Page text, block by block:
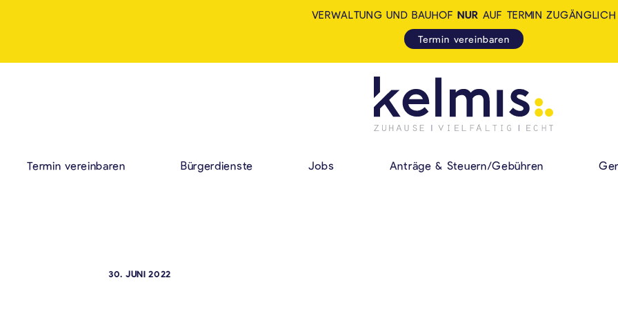
KELMIS - LA
HAUPMENÜ
Termin vereinbaren Bürgerdienste Jobs Anträge & Steuern/Gebühren
VERWALTUNG UND BAUHOF NUR AUF TERMIN ZUGÄNGLICH
Termin vereinbaren
30. JUNI 2022